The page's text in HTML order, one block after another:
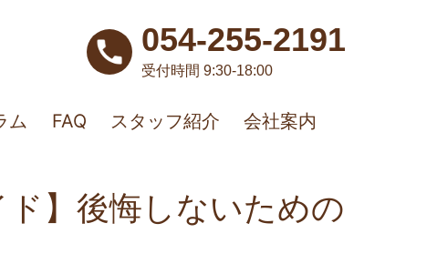
054-255-2191
受付時間 9:30-18:00
ム FAQ スタッフ紹介 会社案内
ド】後悔しないための